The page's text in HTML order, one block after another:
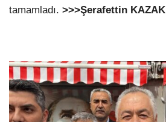
tamamladı. >>>Şerafettin KAZAK